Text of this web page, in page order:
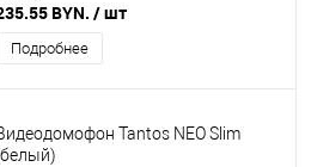
BYN. / шт
Подробнее
Tantos NEO Slim